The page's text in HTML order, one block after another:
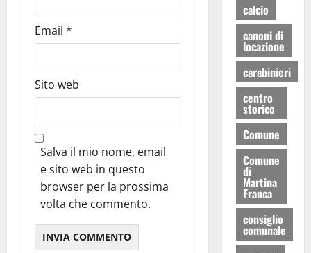
Email *
Sito web
Salva il mio nome, email
e sito web in questo
browser per la prossima
volta che commento.
calcio
canoni di
locazione
carabinieri
centro
storico
Comune
Comune
di
Martina
Franca
consiglio
comunale